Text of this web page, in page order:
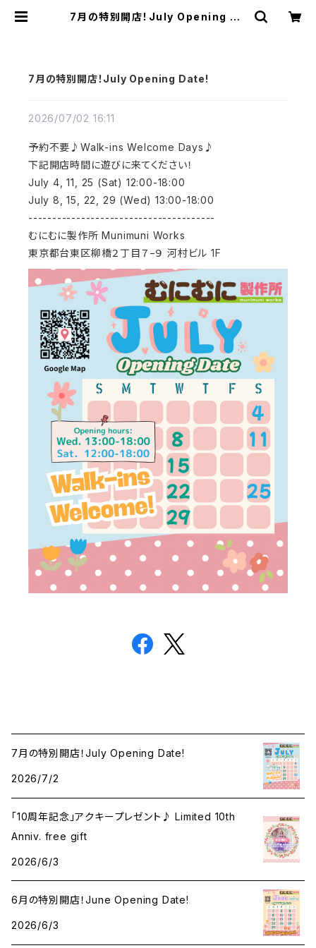
7月の特別開店！July Opening Da
7月の特別開店！July Opening Date!
2026/07/02 16:11
予約不要♪Walk-ins Welcome Days♪
下記開店時間に遊びに来てください！
July 4, 11, 25 (Sat) 12:00-18:00
July 8, 15, 22, 29 (Wed) 13:00-18:00
---------------------------------------
むにむに製作所 Munimuni Works
東京都台東区柳橋２丁目７−９ 河村ビル 1F
7月の特別開店！July Opening Date!
2026/7/2
「10周年記念」アクキープレゼント♪ Limited 10th
Anniv. free gift
2026/6/3
6月の特別開店！June Opening Date!
2026/6/3